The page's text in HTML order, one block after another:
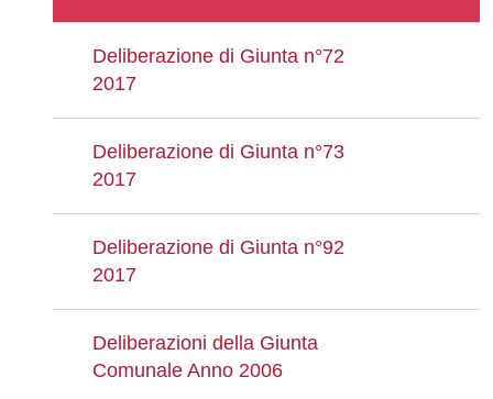
Deliberazione di Giunta n°72
2017
Deliberazione di Giunta n°73
2017
Deliberazione di Giunta n°92
2017
Deliberazioni della Giunta
Comunale Anno 2006